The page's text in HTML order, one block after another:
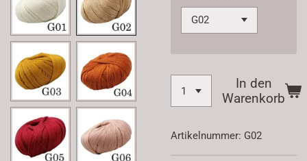
In den
Warenkorb
Artikelnummer: G02